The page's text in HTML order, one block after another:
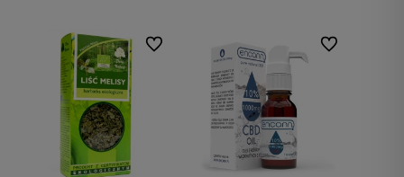
Do ulubionych Do ulubionych